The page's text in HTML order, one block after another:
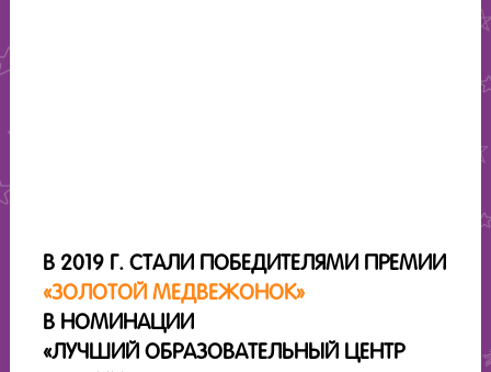
В 2019 Г. СТАЛИ ПОБЕДИТЕЛЯМИ ПРЕМИИ
«ЗОЛОТОЙ МЕДВЕЖОНОК»
В НОМИНАЦИИ
«ЛУЧШИЙ ОБРАЗОВАТЕЛЬНЫЙ ЦЕНТР